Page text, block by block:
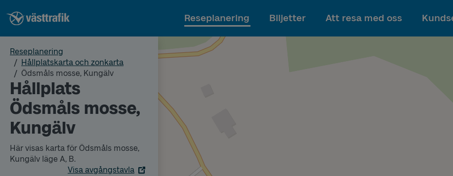
Till innehållet
Reseplanering Biljetter Att resa med oss
Reseplanering
Hållplatskarta och zonkarta
Ödsmåls mosse, Kungälv
Hållplats
Ödsmåls mosse,
Kungälv
Här visas karta för Ödsmåls mosse,
Kungälv läge A, B.
Visa avgångstavla